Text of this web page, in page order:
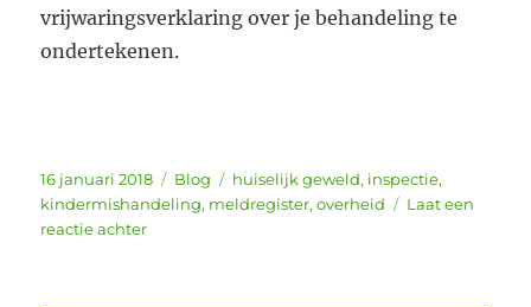
vrijwaringsverklaring over je behandeling te
ondertekenen.
Geplaatst
op
16 januari 2018 Categorieën
Blog Tags
huiselijk geweld, inspectie,
kindermishandeling, meldregister,overheid
Laat een
reactie achterop